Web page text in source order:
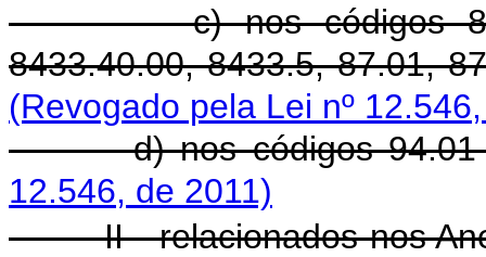
c) nos códigos 84.29,
8433.40.00, 8433.5, 87.01,
(Revogado pela Lei nº
d) nos códigos 94.01
12.546, de 2011)
II - relacionados nos